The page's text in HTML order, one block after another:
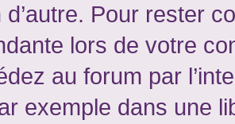
d’autre. Pour rester
lors de votre
au forum par
exemple dans une